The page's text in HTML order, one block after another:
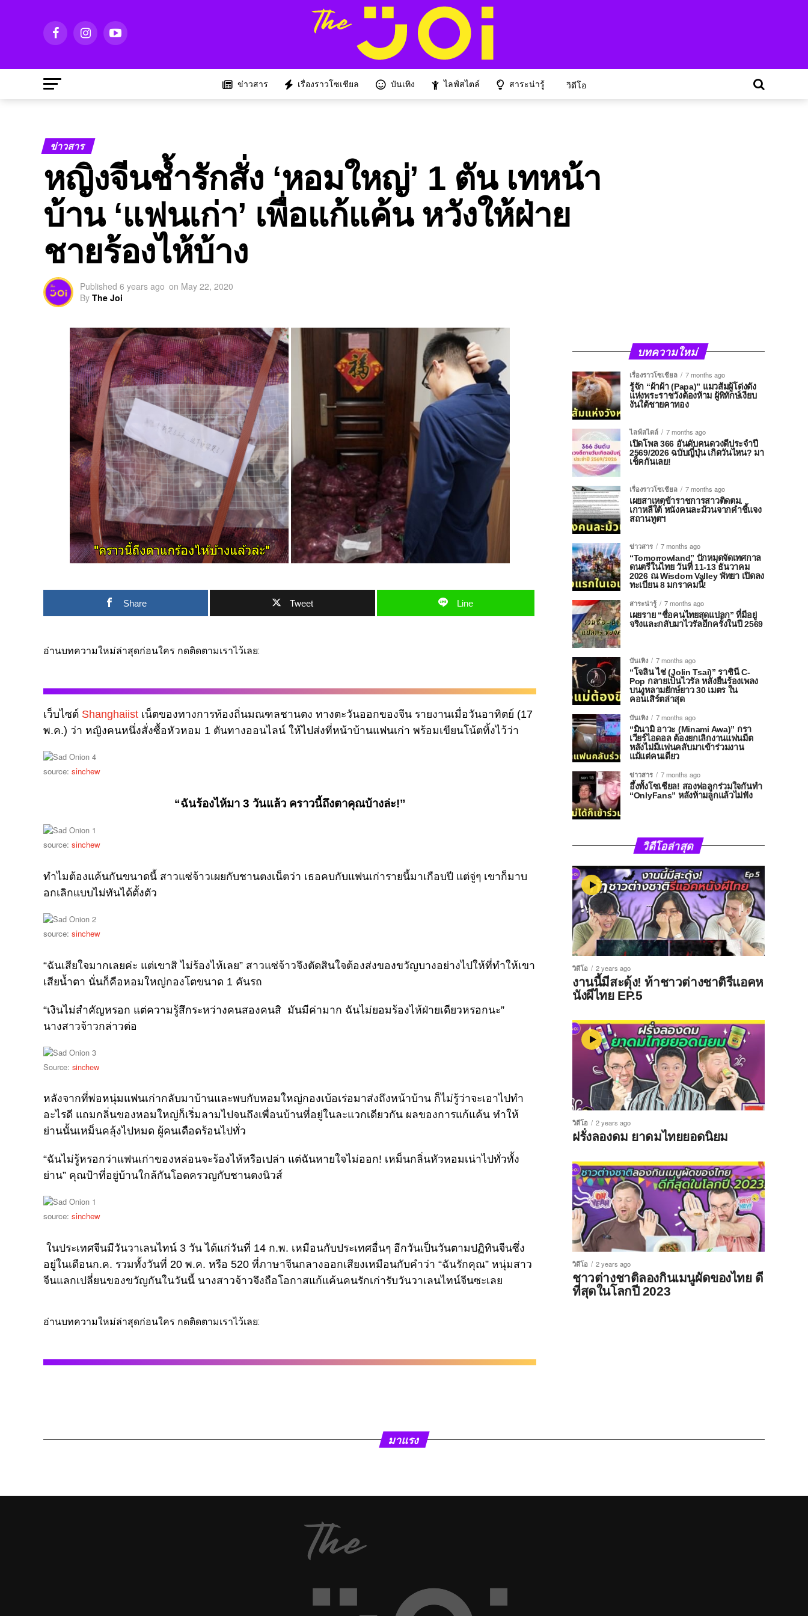
ข่าวสาร เรื่องราวโซเชียล บันเทิง ไลฟ์สไตล์ สาระน่ารู้ วิดีโอ
ข่าวสาร
หญิงจีนช้ำรักสั่ง ‘หอมใหญ่’ 1 ตัน เทหน้า
บ้าน ‘แฟนเก่า’ เพื่อแก้แค้น หวังให้ฝ่าย
ชายร้องไห้บ้าง
Published 6 years ago on May 22, 2020
By The Joi
Share Tweet Line
อ่านบทความใหม่ล่าสุดก่อนใคร กดติดตามเราไว้เลย:
เว็บไซต์ Shanghaiist เน็ตของทางการท้องถิ่นมณฑลชานตง ทางตะวันออกของจีน รายงานเมื่อวันอาทิตย์ (17
พ.ค.) ว่า หญิงคนหนึ่งสั่งซื้อหัวหอม 1 ตันทางออนไลน์ ให้ไปส่งที่หน้าบ้านแฟนเก่า พร้อมเขียนโน้ตทิ้งไว้ว่า
source: sinchew
“ฉันร้องไห้มา 3 วันแล้ว คราวนี้ถึงตาคุณบ้างล่ะ!”
source: sinchew
ทำไมต้องแค้นกันขนาดนี้ สาวแซ่จ้าวเผยกับชานตงเน็ตว่า เธอคบกับแฟนเก่ารายนี้มาเกือบปี แต่จู่ๆ เขาก็มาบ
อกเลิกแบบไม่ทันได้ตั้งตัว
source: sinchew
“ฉันเสียใจมากเลยค่ะ แต่เขาสิ ไม่ร้องไห้เลย” สาวแซ่จ้าวจึงตัดสินใจต้องส่งของขวัญบางอย่างไปให้ที่ทำให้เขา
เสียน้ำตา นั่นก็คือหอมใหญ่กองโตขนาด 1 คันรถ
“เงินไม่สำคัญหรอก แต่ความรู้สึกระหว่างคนสองคนสิ มันมีค่ามาก ฉันไม่ยอมร้องไห้ฝ่ายเดียวหรอกนะ”
นางสาวจ้าวกล่าวต่อ
Source: sinchew
หลังจากที่พ่อหนุ่มแฟนเก่ากลับมาบ้านและพบกับหอมใหญ่กองเบ้อเร่อมาส่งถึงหน้าบ้าน ก็ไม่รู้ว่าจะเอาไปทำ
อะไรดี แถมกลิ่นของหอมใหญ่ก็เริ่มลามไปจนถึงเพื่อนบ้านที่อยู่ในละแวกเดียวกัน ผลของการแก้แค้น ทำให้
ย่านนั้นเหม็นคลุ้งไปหมด ผู้คนเดือดร้อนไปทั่ว
“ฉันไม่รู้หรอกว่าแฟนเก่าของหล่อนจะร้องไห้หรือเปล่า แต่ฉันหายใจไม่ออก! เหม็นกลิ่นหัวหอมเน่าไปทั่วทั้ง
ย่าน” คุณป้าที่อยู่บ้านใกล้กันโอดครวญกับชานตงนิวส์
source: sinchew
ในประเทศจีนมีวันวาเลนไทน์ 3 วัน ได้แก่วันที่ 14 ก.พ. เหมือนกับประเทศอื่นๆ อีกวันเป็นวันตามปฏิทินจีนซึ่ง
อยู่ในเดือนก.ค. รวมทั้งวันที่ 20 พ.ค. หรือ 520 ที่ภาษาจีนกลางออกเสียงเหมือนกับคำว่า “ฉันรักคุณ” หนุ่มสาว
จีนแลกเปลี่ยนของขวัญกันในวันนี้ นางสาวจ้าวจึงถือโอกาสแก้แค้นคนรักเก่ารับวันวาเลนไทน์จีนซะเลย
อ่านบทความใหม่ล่าสุดก่อนใคร กดติดตามเราไว้เลย:
บทความใหม่
เรื่องราวโซเชียล
7 months ago
รู้จัก “ผ้าผ้า (Papa)” แมวส้มผู้โด่งดัง
แห่งพระราชวังต้องห้าม ผู้พิทักษ์เงียบ
งันใต้ชายคาทอง
ไลฟ์สไตล์
7 months ago
เปิดโพล 366 อันดับคนดวงดีประจำปี
2569/2026 ฉบับญี่ปุ่น เกิดวันไหน? มา
เช็คกันเลย!
เรื่องราวโซเชียล
7 months ago
เผยสาเหตุข้าราชการสาวติดตม.
เกาหลีใต้ หนังคนละม้วนจากคำชี้แจง
สถานทูตฯ
ข่าวสาร
7 months ago
“Tomorrowland” ปักหมุดจัดเทศกาล
ดนตรีในไทย วันที่ 11-13 ธันวาคม
2026 ณ Wisdom Valley พัทยา เปิดลง
ทะเบียน 8 มกราคมนี้!
สาระน่ารู้
7 months ago
เผยราย “ชื่อคนไทยสุดแปลก” ที่มีอยู่
จริงและกลับมาไวรัลอีกครั้งในปี 2569
บันเทิง
7 months ago
“โจลิน ไช่ (Jolin Tsai)” ราชินี C-
Pop กลายเป็นไวรัล หลังยืนร้องเพลง
บนงูหลามยักษ์ยาว 30 เมตร ใน
คอนเสิร์ตล่าสุด
บันเทิง
7 months ago
“มินามิ อาวะ (Minami Awa)” กรา
เวียร์ไอดอล ต้องยกเลิกงานแฟนมีต
หลังไม่มีแฟนคลับมาเข้าร่วมงาน
แม้แต่คนเดียว
ข่าวสาร
7 months ago
อึ้งทั้งโซเชียล! สองพ่อลูกร่วมใจกันทำ
“OnlyFans” หลังห้ามลูกแล้วไม่ฟัง
วิดีโอล่าสุด
วิดีโอ 2 years ago
งานนี้มีสะดุ้ง! ท้าชาวต่างชาติรีแอคห
นังผีไทย EP.5
วิดีโอ 2 years ago
ฝรั่งลองดม ยาดมไทยยอดนิยม
วิดีโอ 2 years ago
ชาวต่างชาติลองกินเมนูผัดของไทย ดี
ที่สุดในโลกปี 2023
มาแรง